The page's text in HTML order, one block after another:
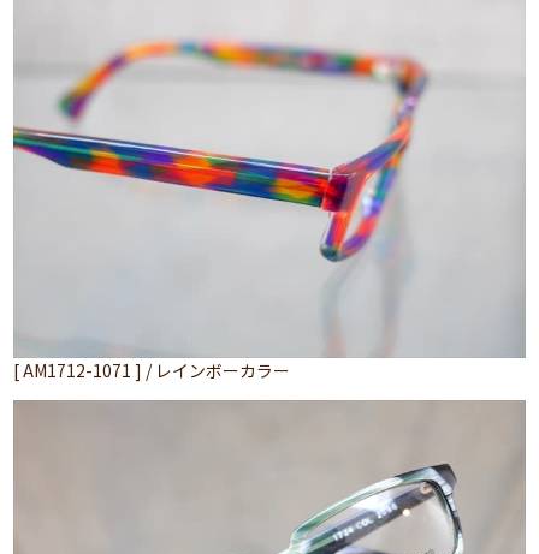
[ AM1712-1071 ] / レインボーカラー